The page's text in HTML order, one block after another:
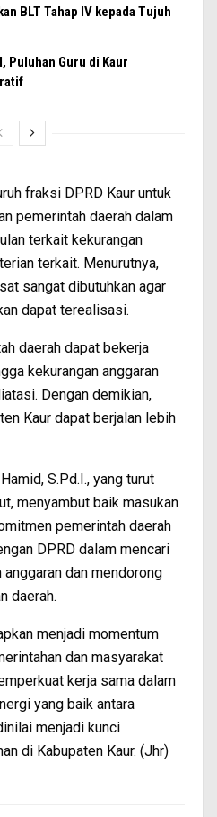
BLT Tahap IV kepada Tujuh
Puluhan Guru di Kaur
fraksi DPRD Kaur untuk
pemerintah daerah dalam
terkait kekurangan
terkait. Menurutnya,
sangat dibutuhkan agar
dapat terealisasi.
daerah dapat bekerja
kekurangan anggaran
Dengan demikian,
Kaur dapat berjalan lebih
S.Pd.I., yang turut
menyambut baik masukan
pemerintah daerah
DPRD dalam mencari
dan mendorong
daerah.
menjadi momentum
dan masyarakat
kerja sama dalam
yang baik antara
menjadi kunci
di Kabupaten Kaur. (Jhr)